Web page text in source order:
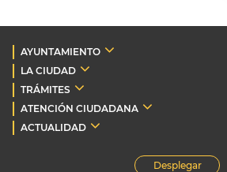
AYUNTAMIENTO
LA CIUDAD
TRÁMITES
ATENCIÓN CIUDADANA
ACTUALIDAD
Desplegar